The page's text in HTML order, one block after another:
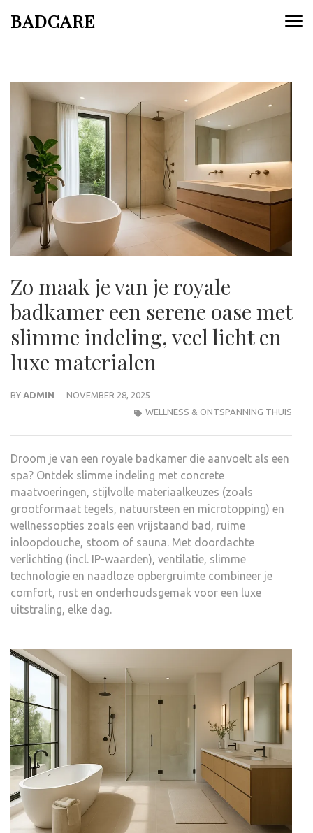
BADCARE
Zo maak je van je royale
badkamer een serene oase met
slimme indeling, veel licht en
luxe materialen
BY ADMIN
NOVEMBER 28, 2025
WELLNESS & ONTSPANNING THUIS
Droom je van een royale badkamer die aanvoelt als een
spa? Ontdek slimme indeling met concrete
maatvoeringen, stijlvolle materiaalkeuzes (zoals
grootformaat tegels, natuursteen en microtopping) en
wellnessopties zoals een vrijstaand bad, ruime
inloopdouche, stoom of sauna. Met doordachte
verlichting (incl. IP-waarden), ventilatie, slimme
technologie en naadloze opbergruimte combineer je
comfort, rust en onderhoudsgemak voor een luxe
uitstraling, elke dag.